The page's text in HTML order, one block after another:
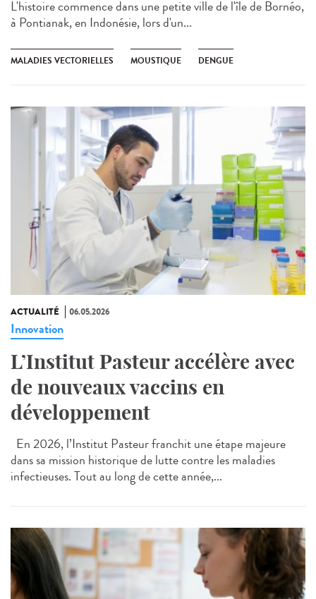
L'histoire commence dans une petite ville de l'île de Bornéo,
à Pontianak, en Indonésie, lors d'un...
MALADIES VECTORIELLES MOUSTIQUE DENGUE
ACTUALITÉ 06.05.2026
Innovation
L’Institut Pasteur accélère avec
de nouveaux vaccins en
développement
En 2026, l’Institut Pasteur franchit une étape majeure
dans sa mission historique de lutte contre les maladies
infectieuses. Tout au long de cette année,...